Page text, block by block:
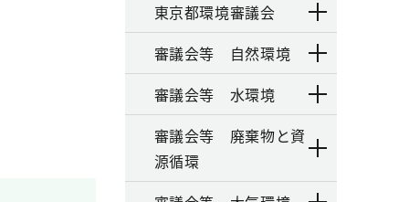
東京都環境審議会
審議会等 自然環境
審議会等 水環境
審議会等 廃棄物と資
源循環